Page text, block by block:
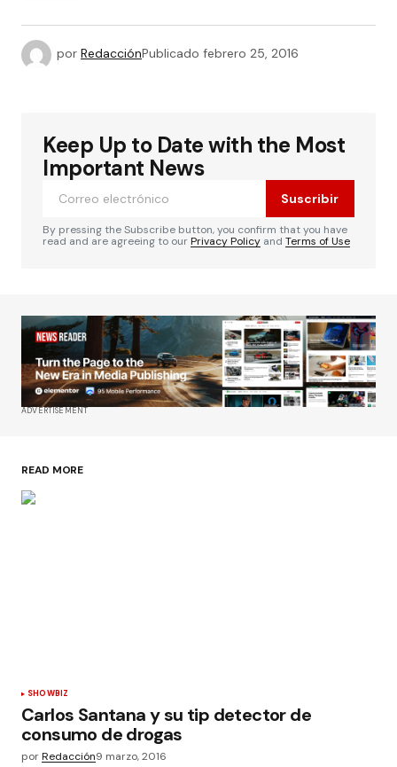
por RedacciónPublicado febrero 25, 2016
Keep Up to Date with the Most
Important News
Suscribir
By pressing the Subscribe button, you confirm that you have
read and are agreeing to ourPrivacy Policy and Terms of Use
ADVERTISEMENT
READ MORE
SHOWBIZ
Carlos Santana y su tip detector de
consumo de drogas
porRedacción9 marzo, 2016